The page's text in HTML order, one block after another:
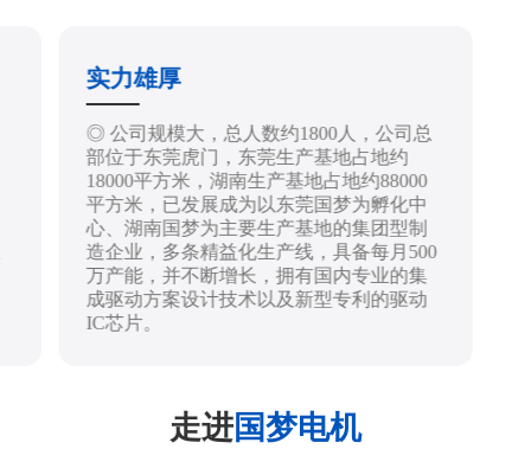
实力雄厚
◎ 公司规模大，总人数约1800人，公司总
部位于东莞虎门，东莞生产基地占地约
18000平方米，湖南生产基地占地约88000
平方米，已发展成为以东莞国梦为孵化中
心、湖南国梦为主要生产基地的集团型制
造企业，多条精益化生产线，具备每月500
万产能，并不断增长，拥有国内专业的集
成驱动方案设计技术以及新型专利的驱动
IC芯片。
走进国梦电机